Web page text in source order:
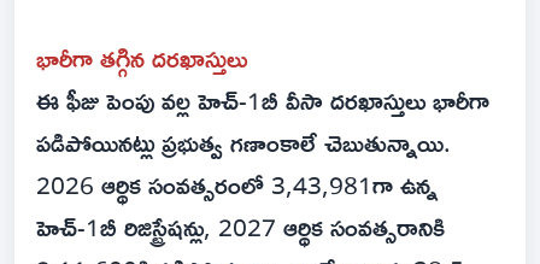
భారీగా తగ్గిన దరఖాస్తులు
ఈ ఫీజు పెంపు వల్ల హెచ్-1బీ వీసా దరఖాస్తులు భారీగా
పడిపోయినట్లు ప్రభుత్వ గణాంకాలే చెబుతున్నాయి.
2026 ఆర్థిక సంవత్సరంలో 3,43,981గా ఉన్న
హెచ్-1బీ రిజిస్ట్రేషన్లు, 2027 ఆర్థిక సంవత్సరానికి